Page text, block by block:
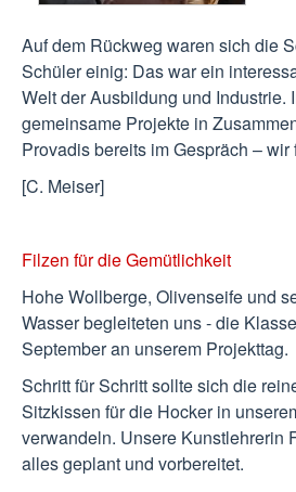
Auf dem Rückweg waren sich die
Schüler einig: Das war ein
Welt der Ausbildung und Industrie.
gemeinsame Projekte in
Provadis bereits im Gespräch – wir
[C. Meiser]
Filzen für die Gemütlichkeit
Hohe Wollberge, Olivenseife und
Wasser begleiteten uns - die
September an unserem Projekttag.
Schritt für Schritt sollte sich die
Sitzkissen für die Hocker in
verwandeln. Unsere Kunstlehrerin
alles geplant und vorbereitet.